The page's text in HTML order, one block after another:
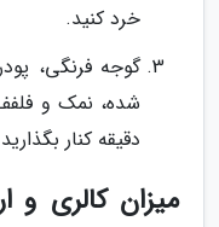
خرد کنید.
گوجه فرنگی،
دقیقه کنار
میزان کالری و